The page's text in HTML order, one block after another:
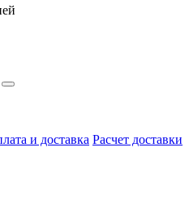
и доставка Расчет доставки